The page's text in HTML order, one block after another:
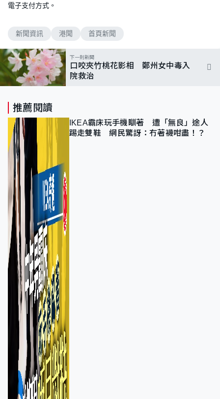
電子支付方式。
新聞資訊 港聞 首頁新聞
下一則新聞
口咬夾竹桃花影相 鄭州女中毒入
院救治
推薦閱讀
IKEA霸床玩手機瞓著 遭「無良」途人
踢走雙鞋 網民驚訝：冇著襪咁盡！？